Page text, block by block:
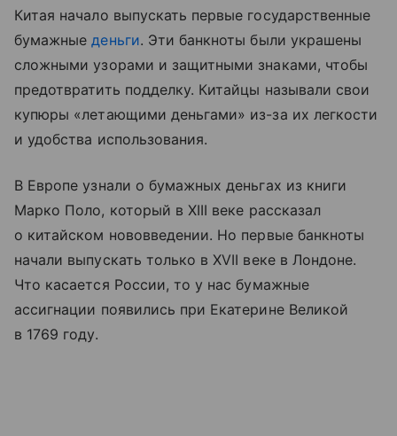
Китая начало выпускать первые государственные
бумажныеденьги. Эти банкноты были украшены
сложными узорами и защитными знаками, чтобы
предотвратить подделку. Китайцы называли свои
купюры «летающими деньгами» из-за их легкости
и удобства использования.
В Европе узнали о бумажных деньгах из книги
Марко Поло, который в XIII веке рассказал
о китайском нововведении. Но первые банкноты
начали выпускать только в XVII веке в Лондоне.
Что касается России, то у нас бумажные
ассигнации появились при Екатерине Великой
в 1769 году.